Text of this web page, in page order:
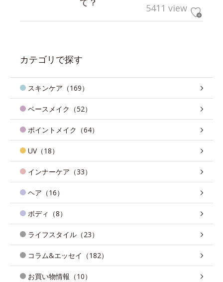
5411 view
カテゴリで探す
スキンケア（169）
ベースメイク（52）
ポイントメイク（64）
UV（18）
インナーケア（33）
ヘア（16）
ボディ（8）
ライフスタイル（23）
コラム&エッセイ（182）
お買い物情報（10）